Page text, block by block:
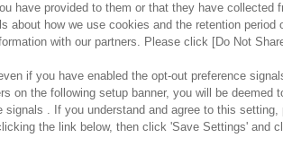
食品のご
have provided to them or that they have
about how we use cookies and the retention
with our partners. Please click [Do Not
if you have enabled the opt-out preference
on the following setup banner, you will be
signals . If you understand and agree to this
the link below, then click 'Save Settings' and